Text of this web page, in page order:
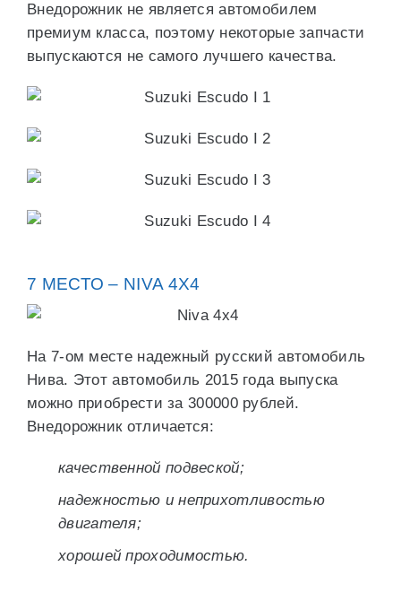
Внедорожник не является автомобилем
премиум класса, поэтому некоторые запчасти
выпускаются не самого лучшего качества.
7 МЕСТО – NIVA 4Х4
На 7-ом месте надежный русский автомобиль
Нива. Этот автомобиль 2015 года выпуска
можно приобрести за 300000 рублей.
Внедорожник отличается:
качественной подвеской;
надежностью и неприхотливостью
двигателя;
хорошей проходимостью.